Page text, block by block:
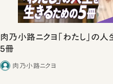
肉乃小路ニクヨ「わたし」の人
5冊
肉乃小路ニクヨ